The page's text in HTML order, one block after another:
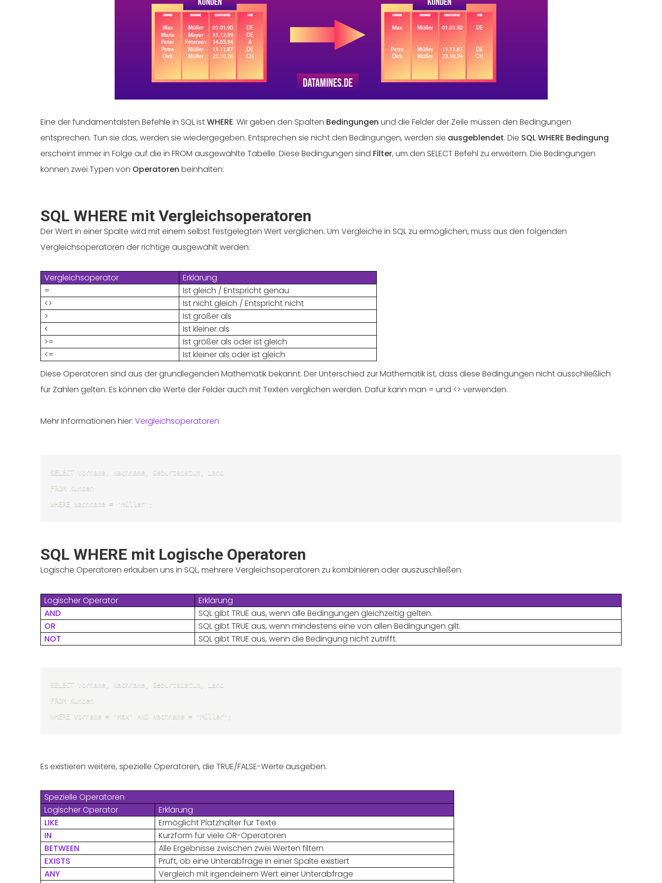
Eine der fundamentalsten Befehle in SQL istWHERE. Wir geben den Spalten Bedingungen und die Felder der Zeile müssen den Bedingungen
entsprechen. Tun sie das, werden sie wiedergegeben. Entsprechen sie nicht den Bedingungen, werden sie ausgeblendet. Die SQL WHERE Bedingung
erscheint immer in Folge auf die in FROM ausgewählte Tabelle. Diese Bedingungen sind Filter, um den SELECT Befehl zu erweitern. Die Bedingungen
können zwei Typen von Operatoren beinhalten:
SQL WHERE mit Vergleichsoperatoren
Der Wert in einer Spalte wird mit einem selbst festgelegten Wert verglichen. Um Vergleiche in SQL zu ermöglichen, muss aus den folgenden
Vergleichsoperatoren der richtige ausgewählt werden:
Vergleichsoperator
Erklärung
=
Ist gleich / Entspricht genau
<>
Ist nicht gleich / Entspricht nicht
>
Ist größer als
<
Ist kleiner als
>=
Ist größer als oder ist gleich
<=
Ist kleiner als oder ist gleich
Diese Operatoren sind aus der grundlegenden Mathematik bekannt. Der Unterschied zur Mathematik ist, dass diese Bedingungen nicht ausschließlich
für Zahlen gelten. Es können die Werte der Felder auch mit Texten verglichen werden. Dafür kann man = und <> verwenden.
Mehr Informationen hier: Vergleichsoperatoren
SELECT Vorname, Nachname, Geburtsdatum, Land
FROM Kunden
WHERE Nachname = 'Müller';
SQL WHERE mit Logische Operatoren
Logische Operatoren erlauben uns in SQL, mehrere Vergleichsoperatoren zu kombinieren oder auszuschließen.
Logischer Operator
Erklärung
AND
SQL gibt TRUE aus, wenn alle Bedingungen gleichzeitig gelten.
OR
SQL gibt TRUE aus, wenn mindestens eine von allen Bedingungen gilt.
NOT
SQL gibt TRUE aus, wenn die Bedingung nicht zutrifft.
SELECT Vorname, Nachname, Geburtsdatum, Land
FROM Kunden
WHERE Vorname = 'Max' AND Nachname = 'Müller';
Es existieren weitere, spezielle Operatoren, die TRUE/FALSE-Werte ausgeben.
Spezielle Operatoren
Logischer Operator
Erklärung
LIKE
Ermöglicht Platzhalter für Texte
IN
Kurzform für viele OR-Operatoren
BETWEEN
Alle Ergebnisse zwischen zwei Werten filtern
EXISTS
Prüft, ob eine Unterabfrage in einer Spalte existiert
ANY
Vergleich mit irgendeinem Wert einer Unterabfrage